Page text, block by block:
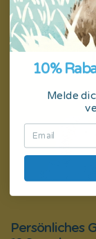
Persönliches
10%
Melde